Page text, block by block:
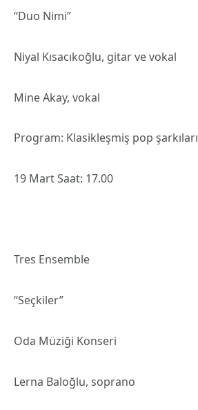
“Duo Nimi”
Niyal Kısacıkoğlu, gitar ve vokal
Mine Akay, vokal
Program: Klasikleşmiş pop şarkıları
19 Mart Saat: 17.00
Tres Ensemble
“Seçkiler”
Oda Müziği Konseri
Lerna Baloğlu, soprano